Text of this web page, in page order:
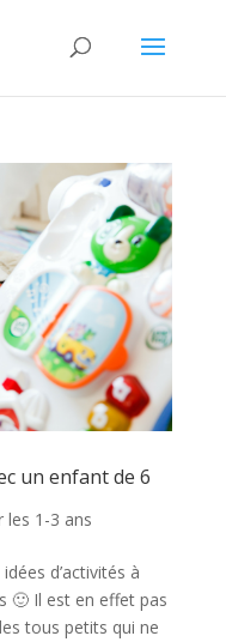
un enfant de 6
les 1-3 ans
d’activités à
🙂 Il est en effet pas
tous petits qui ne